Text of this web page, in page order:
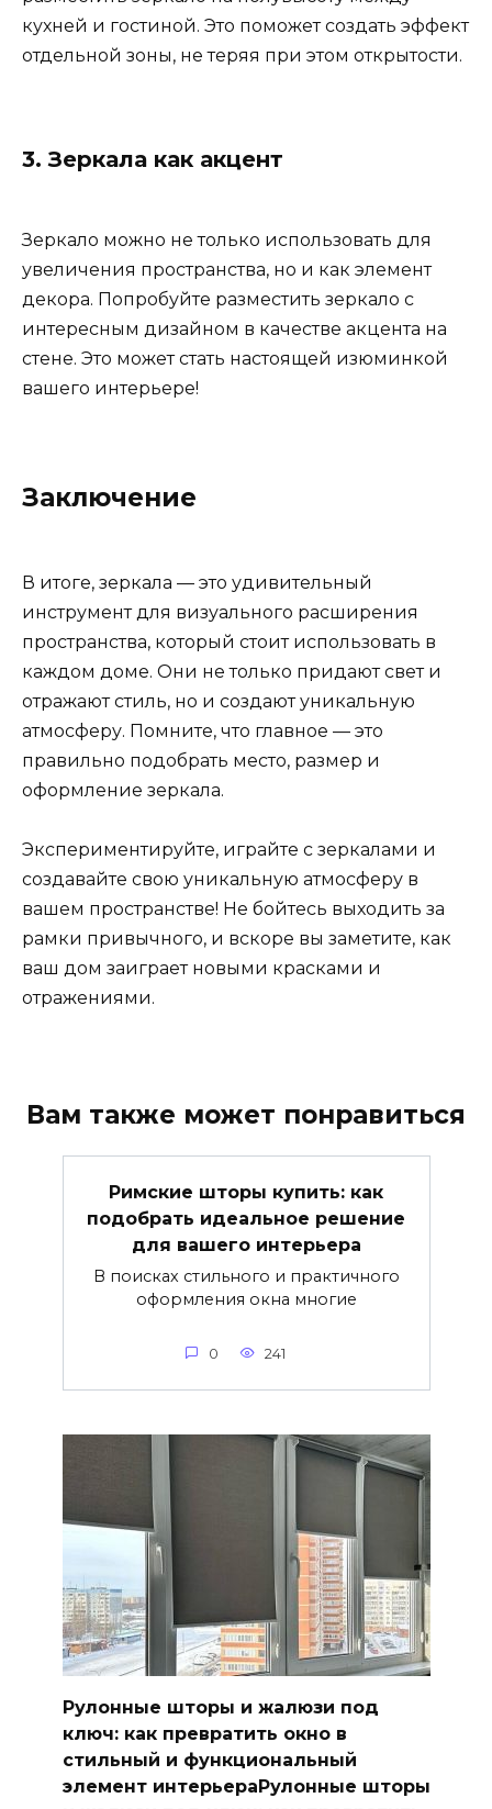
кухней и гостиной. Это поможет создать эффект
отдельной зоны, не теряя при этом открытости.
3. Зеркала как акцент
Зеркало можно не только использовать для
увеличения пространства, но и как элемент
декора. Попробуйте разместить зеркало с
интересным дизайном в качестве акцента на
стене. Это может стать настоящей изюминкой
вашего интерьере!
Заключение
В итоге, зеркала — это удивительный
инструмент для визуального расширения
пространства, который стоит использовать в
каждом доме. Они не только придают свет и
отражают стиль, но и создают уникальную
атмосферу. Помните, что главное — это
правильно подобрать место, размер и
оформление зеркала.
Экспериментируйте, играйте с зеркалами и
создавайте свою уникальную атмосферу в
вашем пространстве! Не бойтесь выходить за
рамки привычного, и вскоре вы заметите, как
ваш дом заиграет новыми красками и
отражениями.
Вам также может понравиться
Римские шторы купить: как
подобрать идеальное решение
для вашего интерьера
В поисках стильного и практичного
оформления окна многие
0 241
Рулонные шторы и жалюзи под
ключ: как превратить окно в
стильный и функциональный
элемент интерьераРулонные шторы